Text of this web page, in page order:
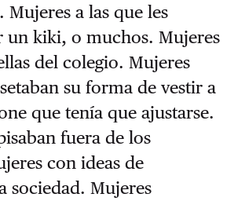
Mujeres a las que les
un kiki, o muchos. Mujeres
del colegio. Mujeres
su forma de vestir a
que tenía que ajustarse.
fuera de los
con ideas de
sociedad. Mujeres